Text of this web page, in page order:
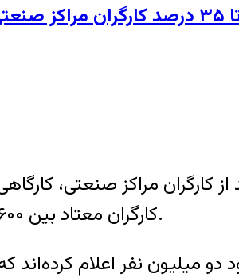
صنعتی و تولیدی ایران معتادند
اعلام‌شده از سوی ستاد مبارزه با مواد مخدر ایران، بین ۳۰ تا ۳۵
کارگران معتاد بین ۶۰۰ تا ۷۰۰ هزار نفر برآورد می‌شود.